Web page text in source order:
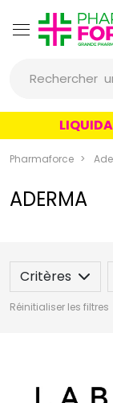
Rechercher
Pharmaforce
ADERMA
Critères
Réinitialiser les filtres